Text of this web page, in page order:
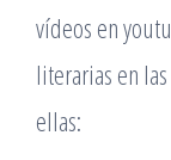
vídeos en
literarias en
ellas: